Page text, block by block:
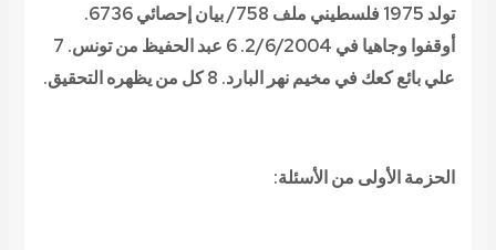
تولد 1975 فلسطيني ملف 758/ بيان إحصائي 6736.
أوقفوا وجاهيا في 2/6/2004.
6 عبد الحفيظ من تونس.
7
علي بائع كعك في مخيم نهر البارد. 8 كل من يظهره التحقيق.
الحزمة الأولى من الأسئلة: